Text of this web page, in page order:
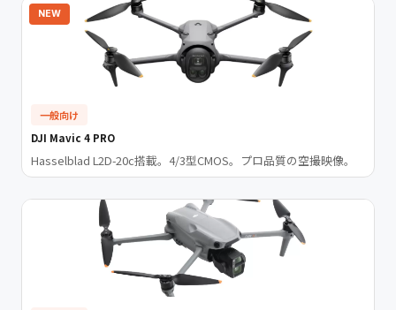
NEW
一般向け
DJI Mavic 4 PRO
Hasselblad L2D-20c搭載。4/3型CMOS。プロ品質の空撮映像。